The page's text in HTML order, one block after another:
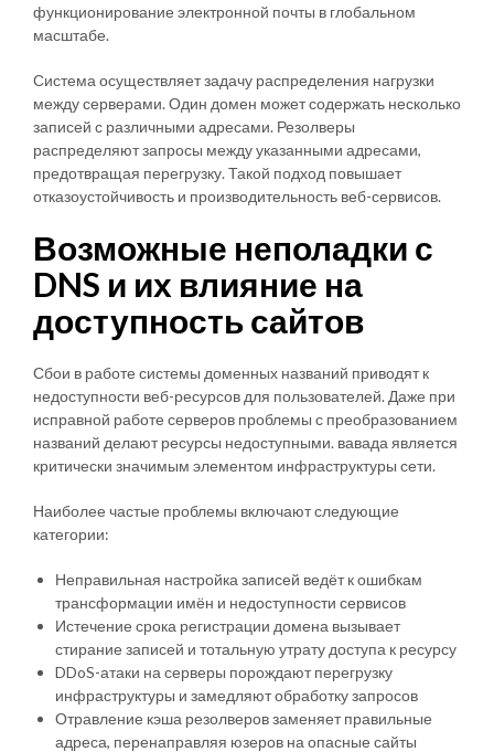
функционирование электронной почты в глобальном
масштабе.
Система осуществляет задачу распределения нагрузки
между серверами. Один домен может содержать несколько
записей с различными адресами. Резолверы
распределяют запросы между указанными адресами,
предотвращая перегрузку. Такой подход повышает
отказоустойчивость и производительность веб-сервисов.
Возможные неполадки с
DNS и их влияние на
доступность сайтов
Сбои в работе системы доменных названий приводят к
недоступности веб-ресурсов для пользователей. Даже при
исправной работе серверов проблемы с преобразованием
названий делают ресурсы недоступными. вавада является
критически значимым элементом инфраструктуры сети.
Наиболее частые проблемы включают следующие
категории:
Неправильная настройка записей ведёт к ошибкам
трансформации имён и недоступности сервисов
Истечение срока регистрации домена вызывает
стирание записей и тотальную утрату доступа к ресурсу
DDoS-атаки на серверы порождают перегрузку
инфраструктуры и замедляют обработку запросов
Отравление кэша резолверов заменяет правильные
адреса, перенаправляя юзеров на опасные сайты